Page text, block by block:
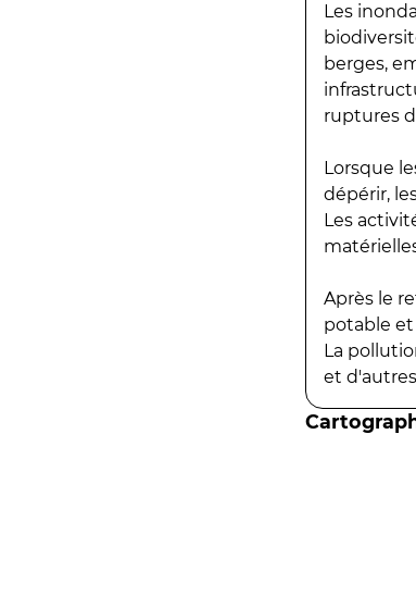
Les
berges,
ruptures
Lorsque
dépérir,
Les
Après le
potable
La
et